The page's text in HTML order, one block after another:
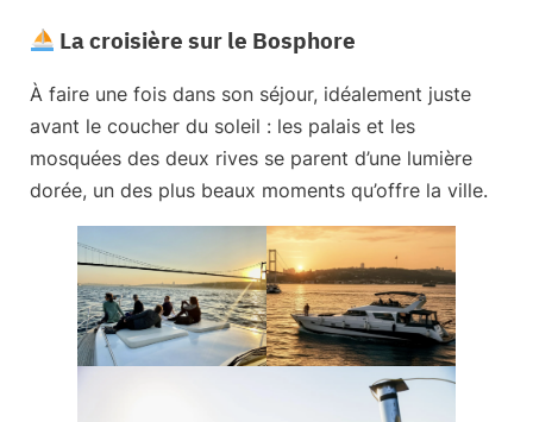
La croisière sur le Bosphore
À faire une fois dans son séjour, idéalement juste
avant le coucher du soleil : les palais et les
mosquées des deux rives se parent d’une lumière
dorée, un des plus beaux moments qu’offre la ville.